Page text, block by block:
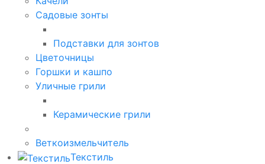
Садовые зонты
Подставки для зонтов
Цветочницы
Горшки и кашпо
Уличные грили
Керамические грили
Веткоизмельчитель
Текстиль